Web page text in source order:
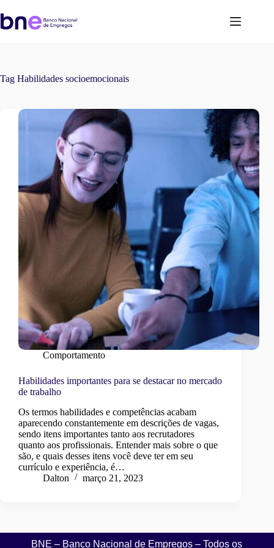
Tag Habilidades socioemocionais
Comportamento
Habilidades importantes para se destacar no mercado
de trabalho
Os termos habilidades e competências acabam
aparecendo constantemente em descrições de vagas,
sendo itens importantes tanto aos recrutadores
quanto aos profissionais. Entender mais sobre o que
são, e quais desses itens você deve ter em seu
currículo e experiência, é…
Dalton
março 21, 2023
BNE – Banco Nacional de Empregos – Todos os